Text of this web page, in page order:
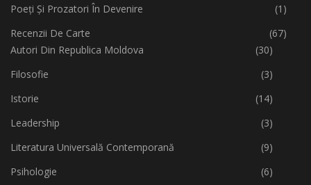
Poeți Și Prozatori În Devenire
(1)
Recenzii De Carte
(67)
Autori Din Republica Moldova
(30)
Filosofie
(3)
Istorie
(14)
Leadership
(3)
Literatura Universală Contemporană
(9)
Psihologie
(6)